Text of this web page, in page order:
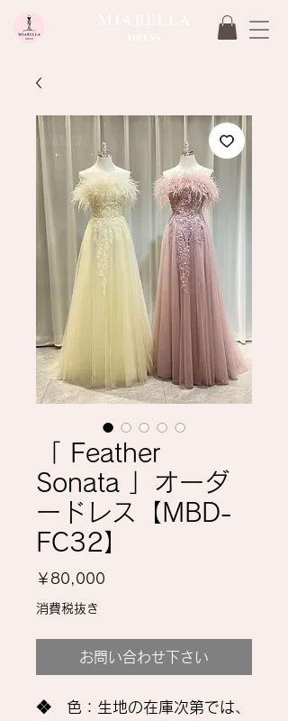
「 Feather
Sonata 」オーダ
ードレス【MBD-
FC32】
￥80,000
消費税抜き
お問い合わせ下さい
❖ 色：生地の在庫次第では、